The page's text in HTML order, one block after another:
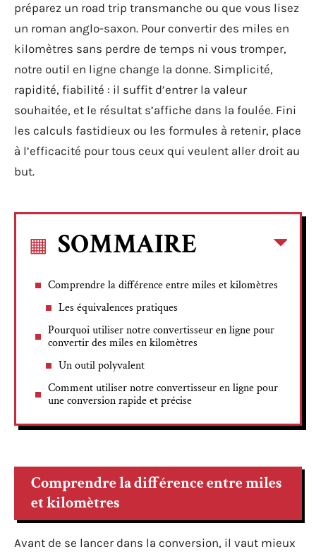
préparez un road trip transmanche ou que vous lisez
un roman anglo-saxon. Pour convertir des miles en
kilomètres sans perdre de temps ni vous tromper,
notre outil en ligne change la donne. Simplicité,
rapidité, fiabilité : il suffit d’entrer la valeur
souhaitée, et le résultat s’affiche dans la foulée. Fini
les calculs fastidieux ou les formules à retenir, place
à l’efficacité pour tous ceux qui veulent aller droit au
but.
SOMMAIRE
Comprendre la différence entre miles et kilomètres
Les équivalences pratiques
Pourquoi utiliser notre convertisseur en ligne pour
convertir des miles en kilomètres
Un outil polyvalent
Comment utiliser notre convertisseur en ligne pour
une conversion rapide et précise
Comprendre la différence entre miles
et kilomètres
Avant de se lancer dans la conversion, il vaut mieux